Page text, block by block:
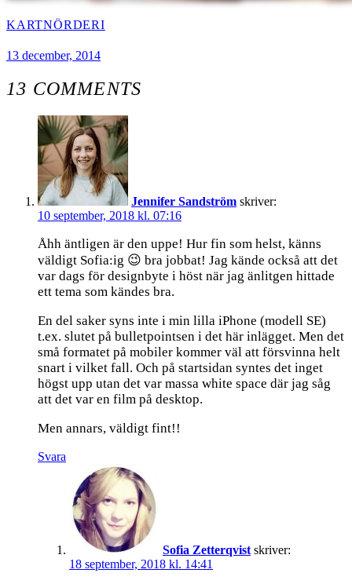
KARTNÖRDERI
13 december, 2014
13 COMMENTS
Jennifer Sandström skriver:
10 september, 2018 kl. 07:16
Åhh äntligen är den uppe! Hur fin som helst, känns
väldigt Sofia:ig 😉 bra jobbat! Jag kände också att det
var dags för designbyte i höst när jag änlitgen hittade
ett tema som kändes bra.
En del saker syns inte i min lilla iPhone (modell SE)
t.ex. slutet på bulletpointsen i det här inlägget. Men det
små formatet på mobiler kommer väl att försvinna helt
snart i vilket fall. Och på startsidan syntes det inget
högst upp utan det var massa white space där jag såg
att det var en film på desktop.
Men annars, väldigt fint!!
Svara
Sofia Zetterqvist skriver:
18 september, 2018 kl. 14:41